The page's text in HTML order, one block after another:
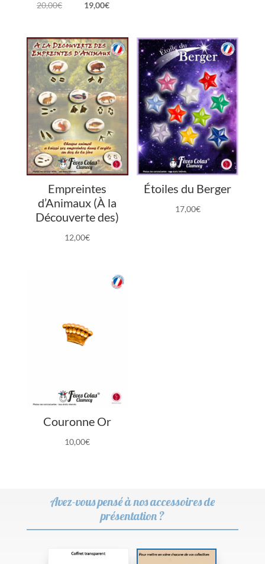
20,00€
initial
était :
20,00€.
19,00€
actuel
est :
19,00€.
Empreintes
d’Animaux (À la
Découverte des)
12,00€
Étoiles du Berger
17,00€
Couronne Or
10,00€
Avez-vous pensé à nos accessoires de
présentation ?